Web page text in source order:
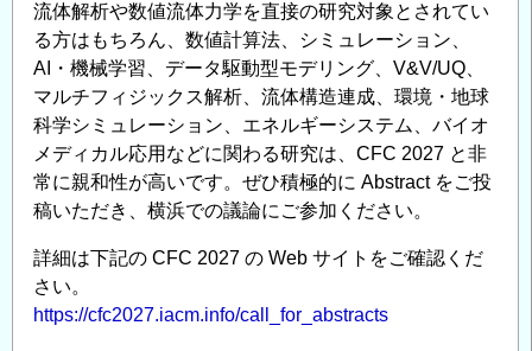
流体解析や数値流体力学を直接の研究対象とされてい
る方はもちろん、数値計算法、シミュレーション、
AI・機械学習、データ駆動型モデリング、V&V/UQ、
マルチフィジックス解析、流体構造連成、環境・地球
科学シミュレーション、エネルギーシステム、バイオ
メディカル応用などに関わる研究は、CFC 2027 と非
常に親和性が高いです。ぜひ積極的に Abstract をご投
稿いただき、横浜での議論にご参加ください。
詳細は下記の CFC 2027 の Web サイトをご確認くだ
さい。
https://cfc2027.iacm.info/call_for_abstracts